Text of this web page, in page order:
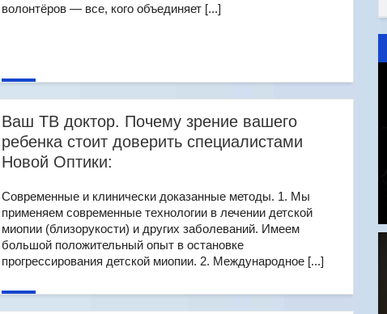
волонтёров — все, кого объединяет [...]
Ваш ТВ доктор. Почему зрение вашего
ребенка стоит доверить специалистами
Новой Оптики:
Современные и клинически доказанные методы. 1. Мы
применяем современные технологии в лечении детской
миопии (близорукости) и других заболеваний. Имеем
большой положительный опыт в остановке
прогрессирования детской миопии. 2. Международное [...]